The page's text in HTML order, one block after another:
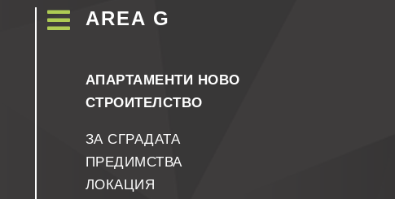
 AREA G
АПАРТАМЕНТИ НОВО
СТРОИТЕЛСТВО
ЗА СГРАДАТА
ПРЕДИМСТВА
ЛОКАЦИЯ